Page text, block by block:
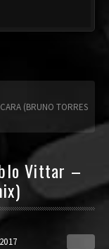
(BRUNO TORRES
Vittar –